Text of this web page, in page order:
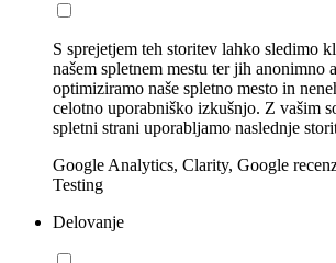
S sprejetjem teh storitev lahko sledimo
našem spletnem mestu ter jih anonimno
optimiziramo naše spletno mesto in
celotno uporabniško izkušnjo. Z vašim
spletni strani uporabljamo naslednje
Google Analytics, Clarity, Google
Testing
Delovanje